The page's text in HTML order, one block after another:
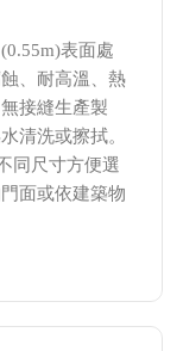
表面處
、耐高溫、熱
接縫生產製
清洗或擦拭。
同尺寸方便選
面或依建築物